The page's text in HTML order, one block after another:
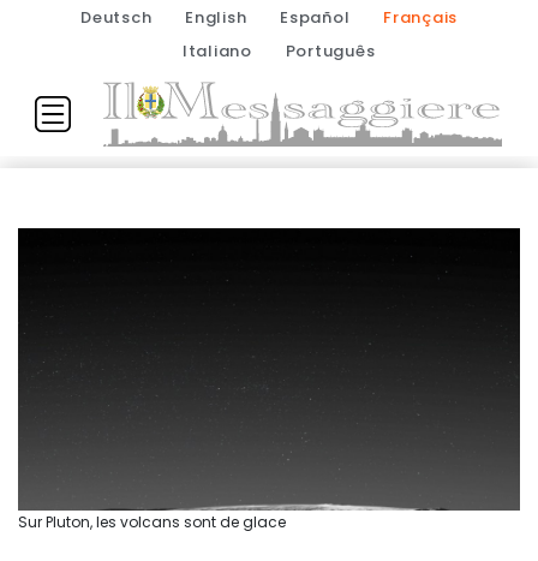
Deutsch English Español
Français
Italiano
Português
Sur Pluton, les volcans sont de glace